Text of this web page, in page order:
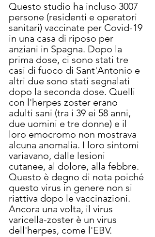
Questo studio ha incluso 3007
persone (residenti e operatori
sanitari) vaccinate per Covid-19
in una casa di riposo per
anziani in Spagna. Dopo la
prima dose, ci sono stati tre
casi di fuoco di Sant'Antonio e
altri due sono stati segnalati
dopo la seconda dose. Quelli
con l'herpes zoster erano
adulti sani (tra i 39 ei 58 anni,
due uomini e tre donne) e il
loro emocromo non mostrava
alcuna anomalia. I loro sintomi
variavano, dalle lesioni
cutanee, al dolore, alla febbre.
Questo è degno di nota poiché
questo virus in genere non si
riattiva dopo le vaccinazioni.
Ancora una volta, il virus
varicella-zoster è un virus
dell'herpes, come l'EBV.